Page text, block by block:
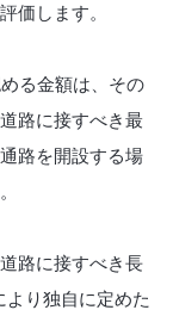
価します。
る金額は、その
路に接すべき最
路を開設する場
路に接すべき長
り独自に定めた